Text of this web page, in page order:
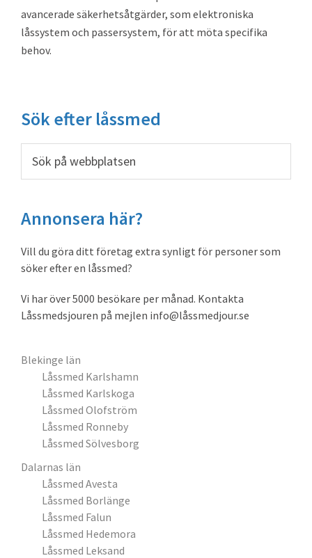
avancerade säkerhetsåtgärder, som elektroniska
låssystem och passersystem, för att möta specifika
behov.
Primärt
sidofält
Sök efter låssmed
webbplatsen
Annonsera här?
Vill du göra ditt företag extra synligt för personer som
söker efter en låssmed?
Vi har över 5000 besökare per månad. Kontakta
Låssmedsjouren på mejlen info@låssmedjour.se
Blekinge län
Låssmed Karlshamn
Låssmed Karlskoga
Låssmed Olofström
Låssmed Ronneby
Låssmed Sölvesborg
Dalarnas län
Låssmed Avesta
Låssmed Borlänge
Låssmed Falun
Låssmed Hedemora
Låssmed Leksand